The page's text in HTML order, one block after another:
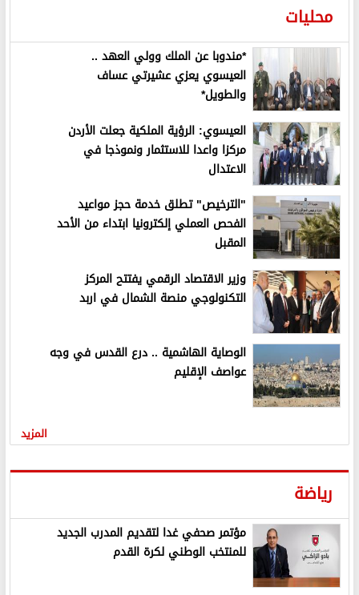
محليات
*مندوبا عن الملك وولي العهد ..
العيسوي يعزي عشيرتي عساف
والطويل*
العيسوي: الرؤية الملكية جعلت الأردن
مركزا واعدا للاستثمار ونموذجا في
الاعتدال
"الترخيص" تطلق خدمة حجز مواعيد
الفحص العملي إلكترونيا ابتداء من الأحد
المقبل
وزير الاقتصاد الرقمي يفتتح المركز
التكنولوجي منصة الشمال في اربد
الوصاية الهاشمية .. درع القدس في وجه
عواصف الإقليم
المزيد
رياضة
مؤتمر صحفي غدا لتقديم المدرب الجديد
للمنتخب الوطني لكرة القدم